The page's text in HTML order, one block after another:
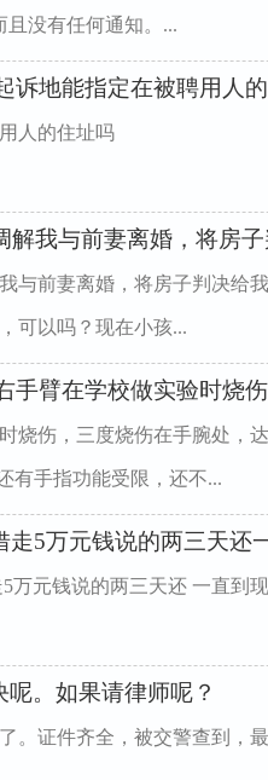
没有任何通知。...
诉地能指定在被聘用人
人的住址吗
解我与前妻离婚，将房
与前妻离婚，将房子判决给
可以吗？现在小孩...
手臂在学校做实验时烧伤
烧伤，三度烧伤在手腕处，
有手指功能受限，还不...
走5万元钱说的两三天还
万元钱说的两三天还 一直到
。如果请律师呢？
。证件齐全，被交警查到，